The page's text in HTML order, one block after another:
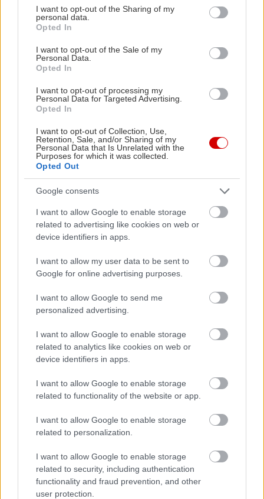
not limited to your visit or usage behaviour. You may click to
grant or deny consent to Google and its third-party tags to
use your data for below specified purposes in below Google
consent section.
I want to opt-out of the Sharing of my
personal data.
Opted In
I want to opt-out of the Sale of my
Personal Data.
Opted In
I want to opt-out of processing my
Personal Data for Targeted Advertising.
Opted In
I want to opt-out of Collection, Use,
Retention, Sale, and/or Sharing of my
Personal Data that Is Unrelated with the
Purposes for which it was collected.
Opted Out
Google consents
I want to allow Google to enable storage
related to advertising like cookies on web or
device identifiers in apps.
I want to allow my user data to be sent to
Google for online advertising purposes.
I want to allow Google to send me
personalized advertising.
I want to allow Google to enable storage
related to analytics like cookies on web or
device identifiers in apps.
I want to allow Google to enable storage
related to functionality of the website or app.
I want to allow Google to enable storage
related to personalization.
I want to allow Google to enable storage
related to security, including authentication
functionality and fraud prevention, and other
user protection.
in2life team
Γεννήθηκε τον Νοέμβριο του 2005, βρήκε τον δρόμο της
(μαζί με την έμπνευση) στα στενά της Αθήνας, κι από τότε
Αμετανόητα περίεργη, θα πάει με την ίδια ευκολία σε
συνοικιακά κουτούκια και σε τρέντι μπαρ, και θα σου μιλήσει
με τον ίδιο ενθουσιασμό για τα ταξίδια της, τα νέα της
ημέρας, τα θέατρα της πόλης, τις παλαβομάρες του ίντερνετ
και τις τελευταίες τάσεις σε διατροφή και άσκηση. Υπόσχεται
Διαβάστε επίσης